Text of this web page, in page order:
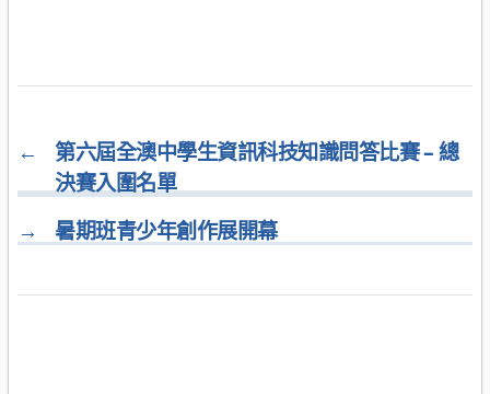
←
第六屆全澳中學生資訊科技知識問答比賽 – 總
決賽入圍名單
→
暑期班青少年創作展開幕